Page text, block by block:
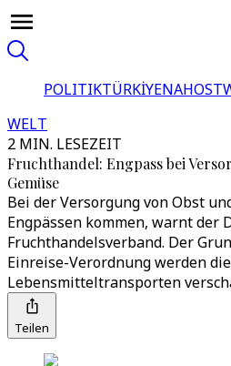
POLITIKTÜRKİYENAHOST
WELT
2 MIN. LESEZEIT
Fruchthandel: Engpass bei
Gemüse
Bei der Versorgung von Obst
Engpässen kommen, warnt der
Fruchthandelsverband. Der
Einreise-Verordnung werden
Lebensmitteltransporten
Teilen